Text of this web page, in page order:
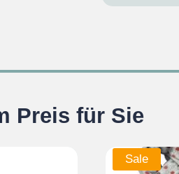
Preis für Sie
Sale